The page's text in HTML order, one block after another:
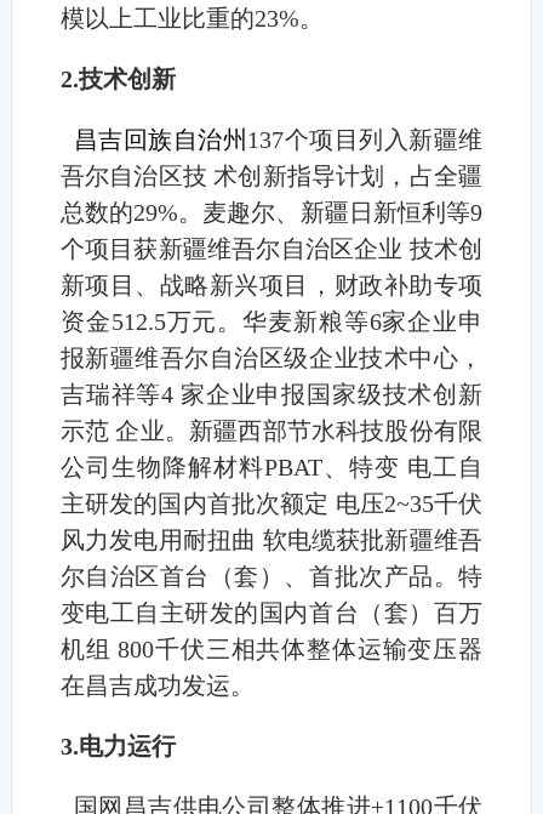
模以上工业比重的23%。
2.技术创新
昌吉回族自治州 137个项目列入新疆维
吾尔自治区技 术创新指导计划，占全疆
总数的29%。麦趣尔、新疆日新恒利等9
个项目获新疆维吾尔自治区企业 技术创
新项目、战略新兴项目，财政补助专项
资金512.5万元。华麦新粮等6家企业申
报新疆维吾尔自治区级企业技术中心，
吉瑞祥等4 家企业申报国家级技术创新
示范 企业。新疆西部节水科技股份有限
公司生物降解材料PBAT、特变 电工自
主研发的国内首批次额定 电压2~35千伏
风力发电用耐扭曲 软电缆获批新疆维吾
尔自治区首台（套）、首批次产品。特
变电工自主研发的国内首台（套）百万
机组 800千伏三相共体整体运输变压器
在昌吉成功发运。
3.电力运行
国网昌吉供电公司整体推进±1100千伏